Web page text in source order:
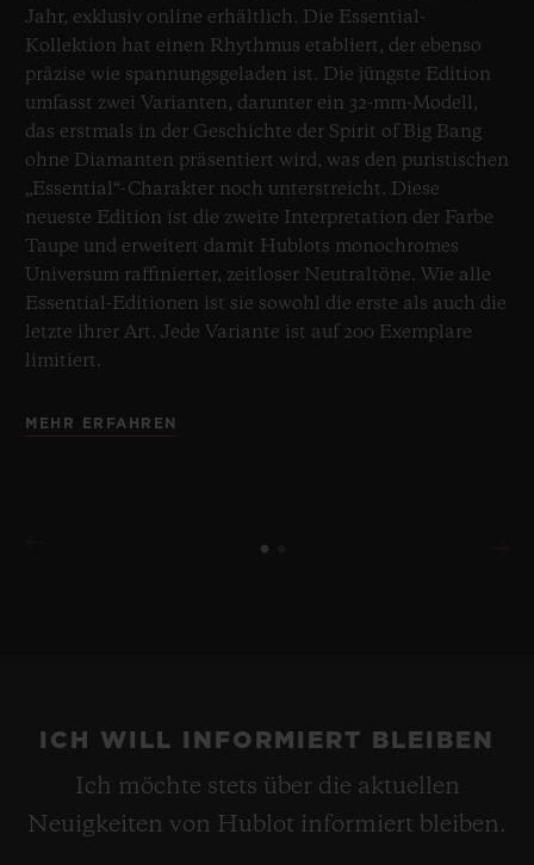
Jahr, exklusiv online erhältlich. Die Essential-
Kollektion hat einen Rhythmus etabliert, der ebenso
präzise wie spannungsgeladen ist. Die jüngste Edition
umfasst zwei Varianten, darunter ein 32-mm-Modell,
das erstmals in der Geschichte der Spirit of Big Bang
ohne Diamanten präsentiert wird, was den puristischen
„Essential“-Charakter noch unterstreicht. Diese
neueste Edition ist die zweite Interpretation der Farbe
Taupe und erweitert damit Hublots monochromes
Universum raffinierter, zeitloser Neutraltöne. Wie alle
Essential-Editionen ist sie sowohl die erste als auch die
letzte ihrer Art. Jede Variante ist auf 200 Exemplare
limitiert.
MEHR ERFAHREN
ICH WILL INFORMIERT BLEIBEN
Ich möchte stets über die aktuellen
Neuigkeiten von Hublot informiert bleiben.